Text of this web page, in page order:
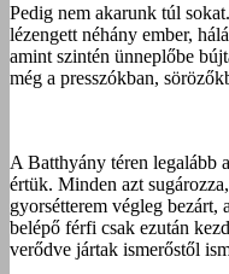
Pedig nem akarunk túl
lézengett néhány ember,
amint szintén ünneplőbe
még a presszókban,
A Batthyány téren legalább
értük. Minden azt
gyorsétterem végleg
belépő férfi csak ezután
verődve jártak ismerőstől